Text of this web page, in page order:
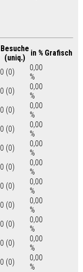
Besuche
(uniq.)
in % Grafisch
0 (0)
0,00
%
0 (0)
0,00
%
0 (0)
0,00
%
0 (0)
0,00
%
0 (0)
0,00
%
0 (0)
0,00
%
0 (0)
0,00
%
0 (0)
0,00
%
0 (0)
0,00
%
0 (0)
0,00
%
0 (0)
0,00
%